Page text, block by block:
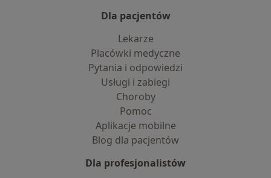
Dla pacjentów
Lekarze
Placówki medyczne
Pytania i odpowiedzi
Usługi i zabiegi
Choroby
Pomoc
Aplikacje mobilne
Blog dla pacjentów
Dla profesjonalistów